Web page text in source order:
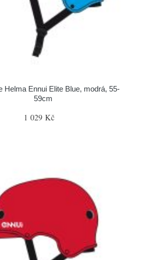
Helma Ennui Elite Blue, modrá, 55-
59cm
1 029 Kč